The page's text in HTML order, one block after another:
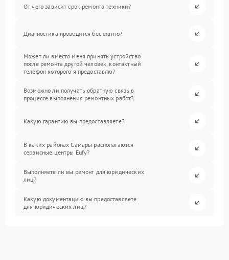
От чего зависит срок ремонта техники?
Диагностика проводится бесплатно?
Может ли вместо меня принять устройство
после ремонта другой человек, контактный
телефон которого я предоставлю?
Возможно ли получать обратную связь в
процессе выполнения ремонтных работ?
Какую гарантию вы предоставляете?
В каких районах Самары располагаются
сервисные центры Eufy?
Выполняете ли вы ремонт для юридических
лиц?
Какую документацию вы предоставляете
для юридических лиц?